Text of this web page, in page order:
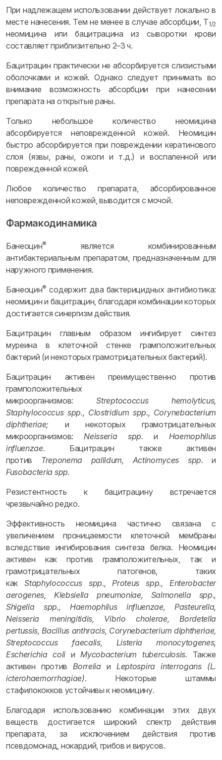
При надлежащем использовании действует локально в
месте нанесения. Тем не менее в случае абсорбции, T1/2
неомицина или бацитрацина из сыворотки крови
составляет приблизительно 2–3 ч.
Бацитрацин практически не абсорбируется слизистыми
оболочками и кожей. Однако следует принимать во
внимание возможность абсорбции при нанесении
препарата на открытые раны.
Только небольшое количество неомицина
абсорбируется неповрежденной кожей. Неомицин
быстро абсорбируется при повреждении кератинового
слоя (язвы, раны, ожоги и т.д.) и воспаленной или
поврежденной кожей.
Любое количество препарата, абсорбированное
неповрежденной кожей, выводится с мочой.
Фармакодинамика
Банеоцин®
является комбинированным
антибактериальным препаратом, предназначенным для
наружного применения.
Банеоцин® содержит два бактерицидных антибиотика:
неомицин и бацитрацин, благодаря комбинации которых
достигается синергизм действия.
Бацитрацин главным образом ингибирует синтез
муреина в клеточной стенке грамположительных
бактерий (и некоторых грамотрицательных бактерий).
Бацитрацин активен преимущественно против
грамположительных
микроорганизмов:Streptococcus hemolyticus,
Staphylococcus spp., Clostridium spp., Corynebacterium
diphtheriae; и некоторых грамотрицательных
микроорганизмов:Neisseria spp. и Haemophilus
influenzae. Бацитрацин также активен
против Treponema pallidum, Actinomyces spp. и
Fusobacteria spp.
Резистентность к бацитрацину встречается
чрезвычайно редко.
Эффективность неомицина частично связана с
увеличением проницаемости клеточной мембраны
вследствие ингибирования синтеза белка. Неомицин
активен как против грамположительных, так и
грамотрицательных патогенов, таких
какStaphylococcus spp.,
Proteus spp., Enterobacter
aerogenes, Klebsiella pneumoniae, Salmonella spp.,
Shigella spp., Haemophilus influenzae, Pasteurella,
Neisseria meningitidis, Vibrio cholerae, Bordetella
pertussis, Bacillus anthracis, Corynebacterium diphtheriae,
Streptococcus faecalis, Listeria monocytogenes,
Escherichia coli и Mycobacterium tuberculosis. Также
активен против Borreliaи Leptospira interrogans (L.
icterohaemorrhagiae). Некоторые штаммы
стафилококков устойчивы к неомицину.
Благодаря использованию комбинации этих двух
веществ достигается широкий спектр действия
препарата, за исключением действия против
псевдомонад, нокардий, грибов и вирусов.